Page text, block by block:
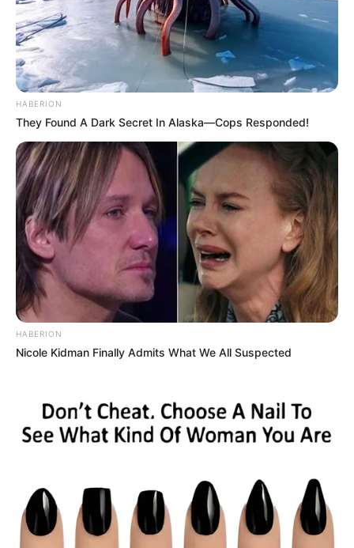
(foto: kamusjawalengkap)
Aplikasi yang dibuat oleh Malika Inc tersebut didesain khusus
untukmu yang ingin belajar bahasa Jawa. Tampilannya cukup
simpel dan menarik, sehingga memudahkan seseorang untuk fokus
belajar.
Selain itu, fitur yang ditawarkan adalah ketika kamu ingin
menerjemahkan ke dalam bahasa Jawa, tidak perlu lagi per-kata.
Kamu dapat langsung menerjemahkannya keseluruhan kalimat.
13. Aksara Jawa
(foto: aksarajawa)
Nah, khusus kamu yang ingin mendalami aksara Jawa, tidak perlu
khawatir lagi. Aplikasi ini akan membantumu dalam
menerjemahkan ke dalam aksara Jawa atau sebaliknya dengan
mudah. Kamu bisa mengetik aksara Jawa dari ponsel karena bisa
HABERION
They Found A Dark Secret In Alaska—Cops Responded!
HABERION
Nicole Kidman Finally Admits What We All Suspected